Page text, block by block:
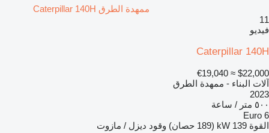
ممهدة الطرق Caterpillar 140H
11
فيديو
Caterpillar 140H
$22,000
≈ €19,040
آلات البناء - ممهدة الطرق
2023
٥٠٠ متر / ساعة
Euro 6
القوة 139 kW (189 حصان) وقود ديزل / مازوت